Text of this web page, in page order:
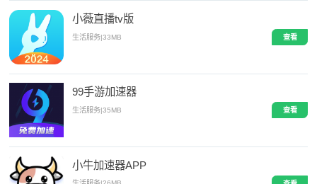
小薇直播tv版
生活服务|33MB 查看
99手游加速器
生活服务|35MB 查看
小牛加速器APP